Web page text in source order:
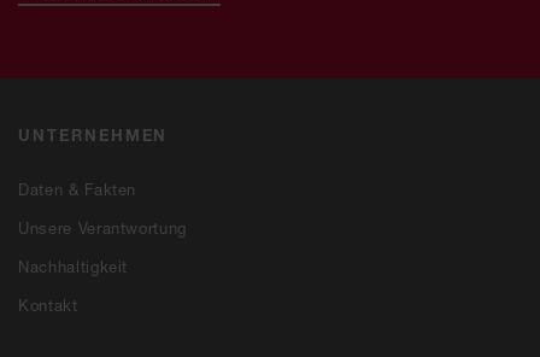
UNTERNEHMEN
Daten & Fakten
Unsere Verantwortung
Nachhaltigkeit
Kontakt